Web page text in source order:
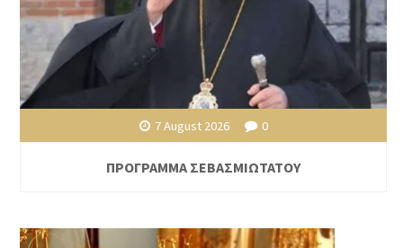
7 August 2026 0
ΠΡΟΓΡΑΜΜΑ ΣΕΒΑΣΜΙΩΤΑΤΟΥ